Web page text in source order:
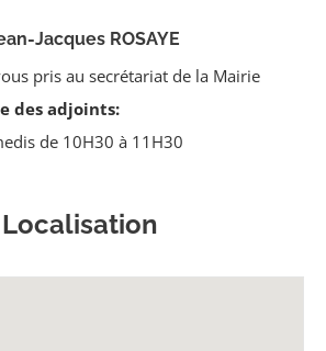
Jacques ROSAYE
pris au secrétariat de la Mairie
des adjoints:
de 10H30 à 11H30
Localisation